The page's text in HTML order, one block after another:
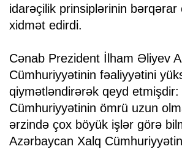
idarəçilik prinsiplərinin bərqərar
xidmət edirdi.
Cənab Prezident İlham Əliyev
Cümhuriyyətinin fəaliyyətini
qiymətləndirərək qeyd etmişdir:
Cümhuriyyətinin ömrü uzun
ərzində çox böyük işlər görə
Azərbaycan Xalq